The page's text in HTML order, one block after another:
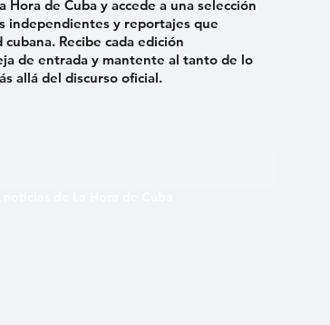
de Cuba y accede a una selección
independientes y reportajes que
Recibe cada edición
de entrada y mantente al tanto de lo
allá del discurso oficial.